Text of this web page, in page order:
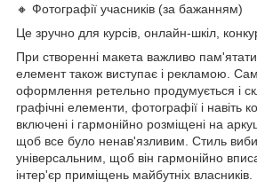
🔸 Фотографії учасників (за бажанням)
Це зручно для курсів, онлайн-шкіл,
При створенні макета важливо
елемент також виступає і рекламою.
оформлення ретельно продумується і
графічні елементи, фотографії і навіть
включені і гармонійно розміщені на
щоб все було ненав'язливим. Стиль
універсальним, щоб він гармонійно
інтер'єр приміщень майбутніх власників.